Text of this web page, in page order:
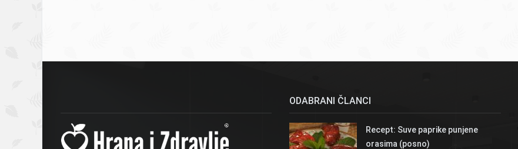
ODABRANI ČLANCI
Recept: Suve paprike punjene
orasima (posno)